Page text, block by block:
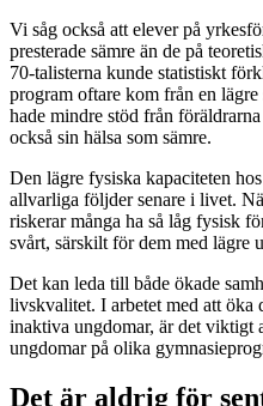
Vi såg också att elever på
presterade sämre än de på
70-talisterna kunde statistiskt
program oftare kom från en
hade mindre stöd från
också sin hälsa som sämre.
Den lägre fysiska kapaciteten
allvarliga följder senare i livet.
riskerar många ha så låg fysisk
svårt, särskilt för dem med lägre
Det kan leda till både ökade
livskvalitet. I arbetet med att öka
inaktiva ungdomar, är det viktigt
ungdomar på olika
Det är aldrig för